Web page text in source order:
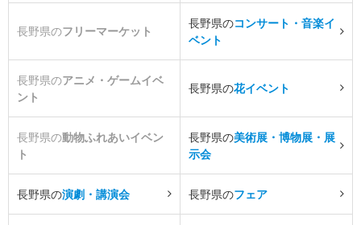
長野県のフリーマーケット
長野県のコンサート・音楽イ
ベント
長野県のアニメ・ゲームイベ
ント
長野県の花イベント
長野県の動物ふれあいイベン
ト
長野県の美術展・博物展・展
示会
長野県の演劇・講演会 長野県のフェア